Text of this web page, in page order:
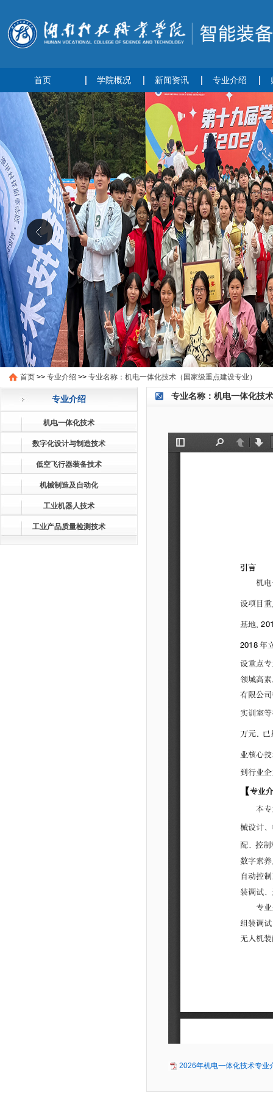
首页 学院概况 新闻资讯 专业介绍
首页 >> 专业介绍 >> 专业名称：机电一体化技术（国家级重点建设专业）
专业介绍
机电一体化技术
数字化设计与制造技术
低空飞行器装备技术
机械制造及自动化
工业机器人技术
工业产品质量检测技术
专业名称：机电一体化技
2026年机电一体化技术专业